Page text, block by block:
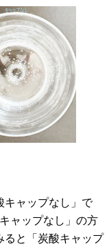
キャップなし」で
ャップなし」の方
ると「炭酸キャップ